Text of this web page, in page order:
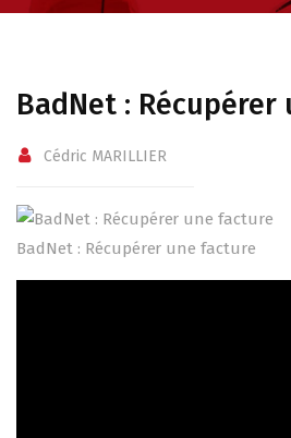
BadNet :
Cédric MARILLIER
BadNet : Récupérer une facture